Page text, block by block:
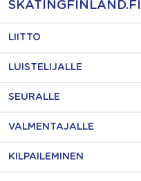
SKATINGFINLAND.FI
LIITTO
LUISTELIJALLE
SEURALLE
VALMENTAJALLE
KILPAILEMINEN